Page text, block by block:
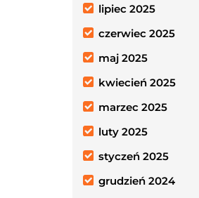
lipiec 2025
czerwiec 2025
maj 2025
kwiecień 2025
marzec 2025
luty 2025
styczeń 2025
grudzień 2024